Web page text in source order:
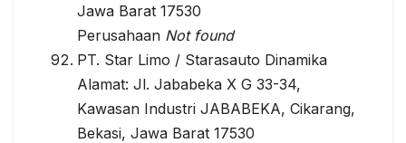
Jawa Barat 17530
Perusahaan Not found
PT. Star Limo / Starasauto Dinamika
Alamat: Jl. Jababeka X G 33-34,
Kawasan Industri JABABEKA, Cikarang,
Bekasi, Jawa Barat 17530